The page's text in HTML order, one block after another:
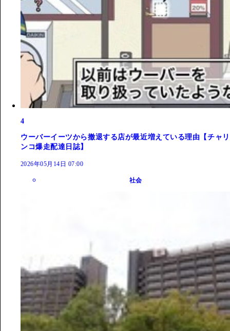
4
ウーバーイーツから撤退する店が最近増えている理由【チャリ
ンコ爆走配達日誌】
2026年05月14日 07:00
社会